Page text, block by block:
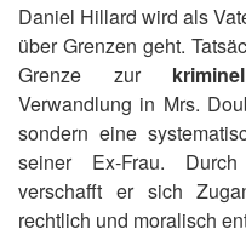
Daniel Hillard wird als
über Grenzen geht.
Grenze zur
Verwandlung in Mrs.
sondern eine
seiner Ex-Frau.
verschafft er sich
rechtlich und moralisch